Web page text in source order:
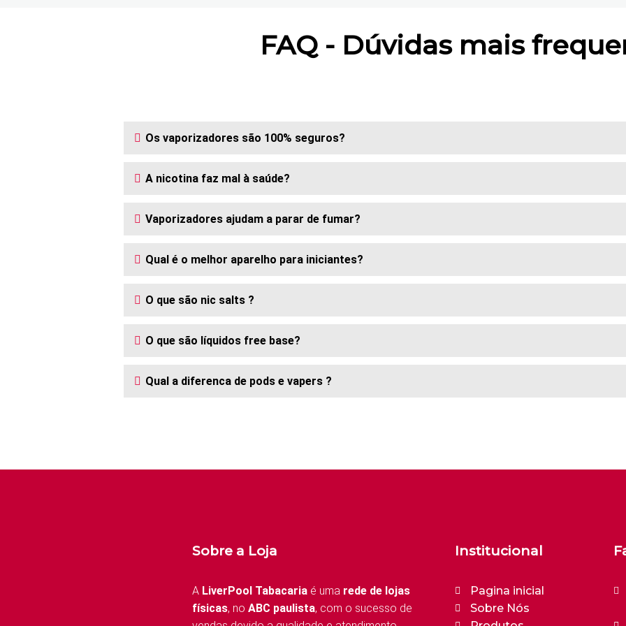
FAQ - Dúvidas mais
Os vaporizadores são 100% seguros?
A nicotina faz mal à saúde?
Vaporizadores ajudam a parar de fumar?
Qual é o melhor aparelho para iniciantes?
O que são nic salts ?
O que são líquidos free base?
Qual a diferenca de pods e vapers ?
Sobre a Loja
A LiverPool Tabacariaé uma rede de lojas
físicas, no ABC paulista, com o sucesso de
Institucional
Pagina inicial
Sobre Nós